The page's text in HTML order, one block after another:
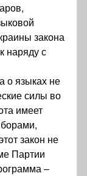
закона
наряду с
о языках не
силы во
имеет
закон не
Партии
–